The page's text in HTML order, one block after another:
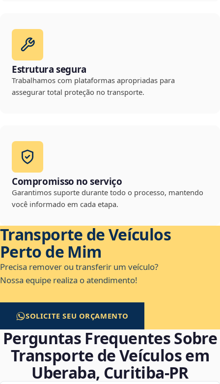
Estrutura segura
Trabalhamos com plataformas apropriadas para
assegurar total proteção no transporte.
Compromisso no serviço
Garantimos suporte durante todo o processo, mantendo
você informado em cada etapa.
Transporte de Veículos
Perto de Mim
Precisa remover ou transferir um veículo?
Nossa equipe realiza o atendimento!
SOLICITE SEU ORÇAMENTO
Perguntas Frequentes Sobre
Transporte de Veículos em
Uberaba, Curitiba‑PR